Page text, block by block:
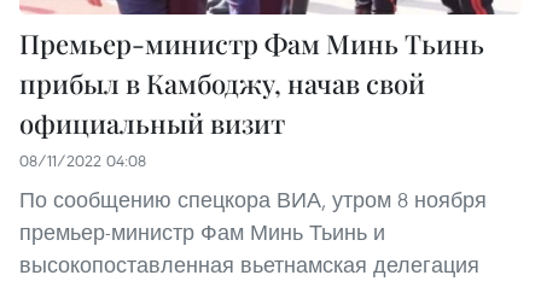
Премьер-министр Фам Минь Тьинь
прибыл в Камбоджу, начав свой
официальный визит
08/11/2022 04:08
По сообщению спецкора ВИА, утром 8 ноября
премьер-министр Фам Минь Тьинь и
высокопоставленная вьетнамская делегация